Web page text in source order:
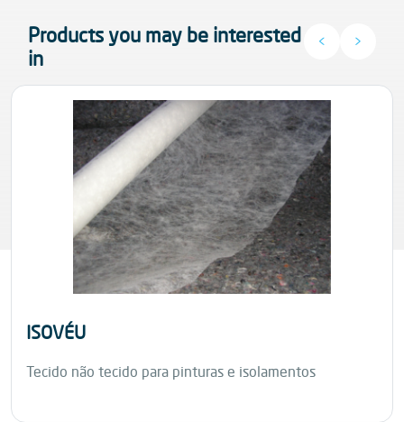
Products you may be interested
in
< >
ISOVÉU
Tecido não tecido para pinturas e isolamentos